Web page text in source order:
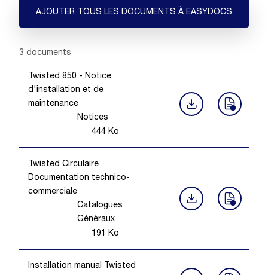
AJOUTER TOUS LES DOCUMENTS À EASYDOCS
Showing 1 -3
3 documents
Twisted 850 - Notice
d'installation et de
maintenance
Notices
444 Ko
Twisted Circulaire
Documentation technico-
commerciale
Catalogues
Généraux
191 Ko
Installation manual Twisted